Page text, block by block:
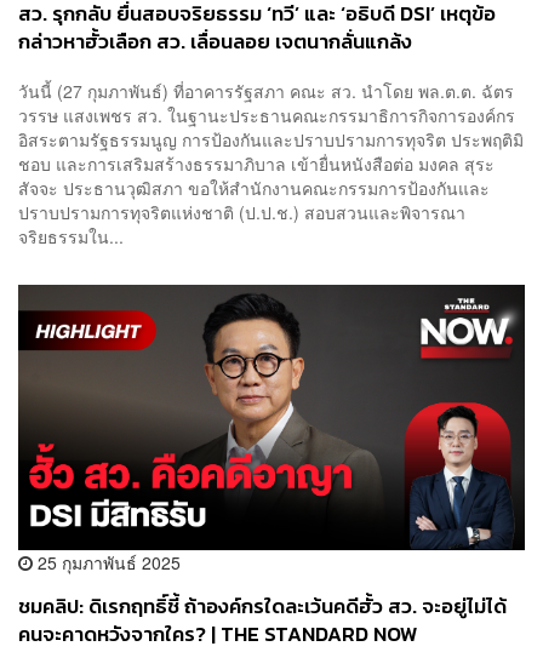
สว. รุกกลับ ยื่นสอบจริยธรรม ‘ทวี’ และ ‘อธิบดี DSI’ เหตุข้อ
กล่าวหาฮั้วเลือก สว. เลื่อนลอย เจตนากลั่นแกล้ง
วันนี้ (27 กุมภาพันธ์) ที่อาคารรัฐสภา คณะ สว. นำโดย พล.ต.ต. ฉัตร
วรรษ แสงเพชร สว. ในฐานะประธานคณะกรรมาธิการกิจการองค์กร
อิสระตามรัฐธรรมนูญ การป้องกันและปราบปรามการทุจริต ประพฤติมิ
ชอบ และการเสริมสร้างธรรมาภิบาล เข้ายื่นหนังสือต่อ มงคล สุระ
สัจจะ ประธานวุฒิสภา ขอให้สำนักงานคณะกรรมการป้องกันและ
ปราบปรามการทุจริตแห่งชาติ (ป.ป.ช.) สอบสวนและพิจารณา
จริยธรรมใน...
25 กุมภาพันธ์ 2025
ชมคลิป: ดิเรกฤทธิ์ชี้ ถ้าองค์กรใดละเว้นคดีฮั้ว สว. จะอยู่ไม่ได้
คนจะคาดหวังจากใคร? | THE STANDARD NOW